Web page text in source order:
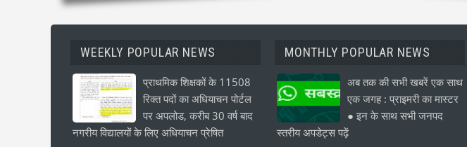
WEEKLY POPULAR NEWS
प्राथमिक शिक्षकों के 11508
रिक्त पदों का अधियाचन पोर्टल
पर अपलोड, करीब 30 वर्ष बाद
नगरीय विद्यालयों के लिए अधियाचन प्रेषित
MONTHLY POPULAR NEWS
अब तक की सभी खबरें एक साथ
एक जगह : प्राइमरी का मास्टर
● इन के साथ सभी जनपद
स्तरीय अपडेट्स पढ़ें